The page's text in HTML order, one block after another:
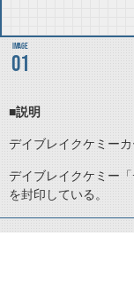
01
■説明
デイブレイクケミーカ
デイブレイクケミー
を封印している。